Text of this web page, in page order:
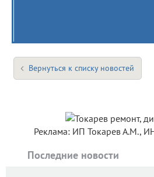
Вернуться к списку новостей
Реклама: ИП Токарев А.М.,
Последние новости